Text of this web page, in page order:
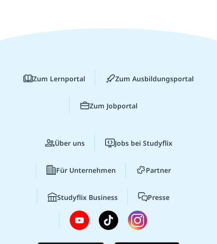
Zum Lernportal Zum Ausbildungsportal
Zum Jobportal
Über uns Jobs bei Studyflix
Für Unternehmen Partner
Studyflix Business Presse